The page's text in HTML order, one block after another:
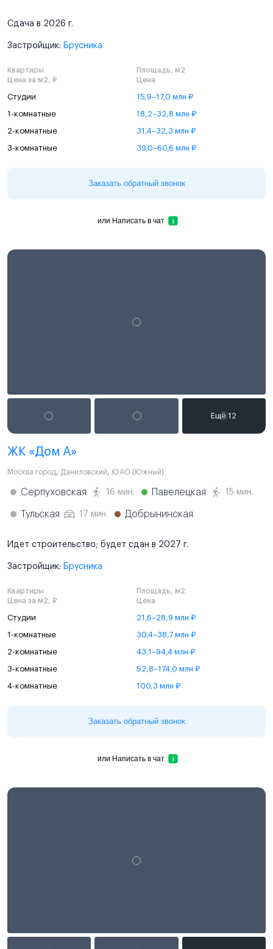
Сдача в 2026 г.
Застройщик: Брусника
Квартиры
Площадь, м2
Цена за м2, ₽
Цена
Студии 15,9–17,0 млн ₽
1-комнатные 18,2–32,8 млн ₽
2-комнатные 31,4–32,3 млн ₽
3-комнатные 39,0–60,6 млн ₽
Заказать обратный звонок
или Написать в чат
ЖК «Дом А»
Москва город, Даниловский, ЮАО (Южный)
Серпуховская 16 мин. Павелецкая 15 мин.
Тульская 17 мин. Добрынинская
Идет строительство; будет сдан в 2027 г.
Застройщик: Брусника
Квартиры
Площадь, м2
Цена за м2, ₽
Цена
Студии 21,6–28,9 млн ₽
1-комнатные 30,4–38,7 млн ₽
2-комнатные 43,1–94,4 млн ₽
3-комнатные 52,8–174,0 млн ₽
4-комнатные 100,3 млн ₽
Заказать обратный звонок
или Написать в чат